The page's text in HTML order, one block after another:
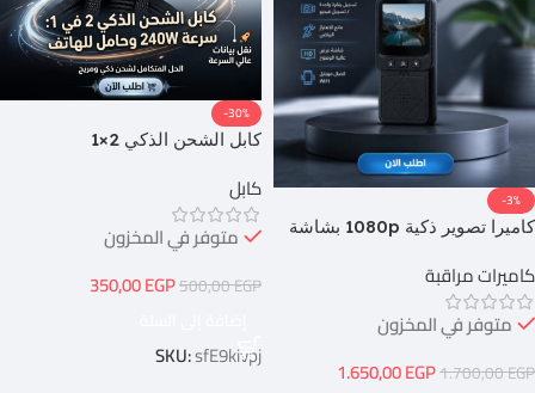
-3%
كاميرا تصوير ذكية 1080p بشاشة
كاميرات مراقبة
متوفر في المخزون
1.700,00EGP
1.650,00EGP
-30%
كابل الشحن الذكي 2×1
كابل
متوفر في المخزون
500,00EGP
350,00EGP
SKU:sfE9kivpj